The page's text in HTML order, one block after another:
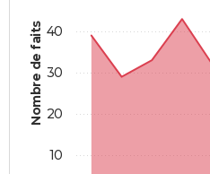
Nombre de faits
10
20
30
40